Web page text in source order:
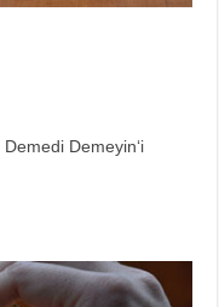
Demedi Demeyin‘i